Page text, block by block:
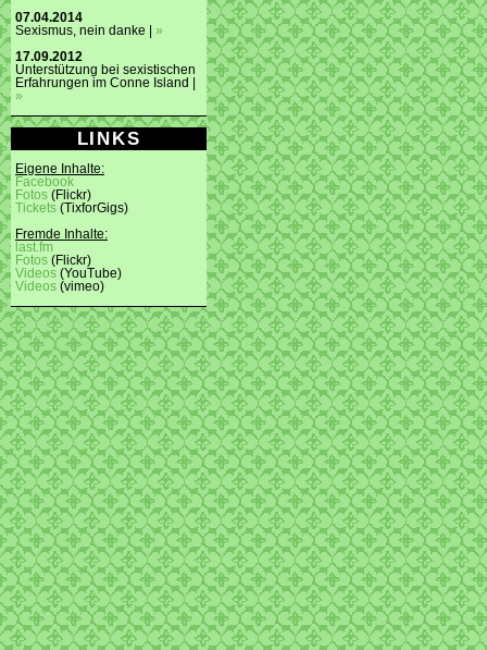
07.04.2014
Sexismus, nein danke | »
17.09.2012
Unterstützung bei sexistischen
Erfahrungen im Conne Island |
»
LINKS
Eigene Inhalte:
Facebook
Fotos (Flickr)
Tickets (TixforGigs)
Fremde Inhalte:
last.fm
Fotos (Flickr)
Videos (YouTube)
Videos (vimeo)